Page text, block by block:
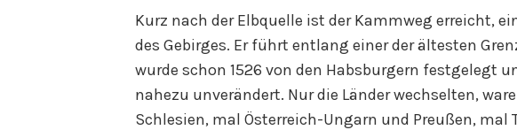
Kurz nach der Elbquelle ist der Kammweg erreicht,
des Gebirges. Er führt entlang einer der ältesten
wurde schon 1526 von den Habsburgern festgelegt
nahezu unverändert. Nur die Länder wechselten,
Schlesien, mal Österreich-Ungarn und Preußen, mal